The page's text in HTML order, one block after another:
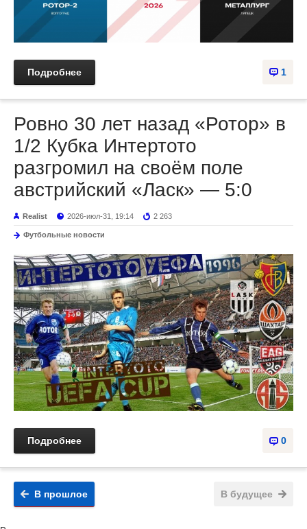
1
Подробнее
Ровно 30 лет назад «Ротор» в
1/2 Кубка Интертото
разгромил на своём поле
австрийский «Ласк» — 5:0
Realist 2026-июл-31, 19:14 2 263
Футбольные новости
0
Подробнее
В будущее
В прошлое